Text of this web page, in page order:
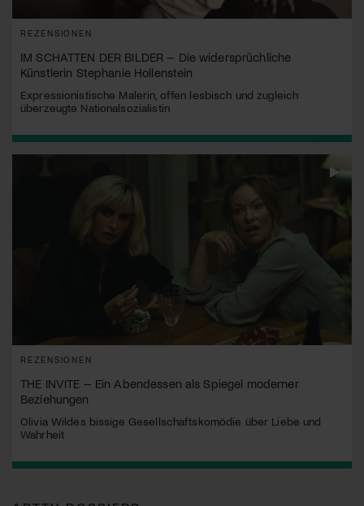
REZENSIONEN
IM SCHATTEN DER BILDER – Die widersprüchliche
Künstlerin Stephanie Hollenstein
Expressionistische Malerin, offen lesbisch und zugleich
überzeugte Nationalsozialistin
REZENSIONEN
THE INVITE – Ein Abendessen als Spiegel moderner
Beziehungen
Olivia Wildes bissige Gesellschaftskomödie über Liebe und
Wahrheit